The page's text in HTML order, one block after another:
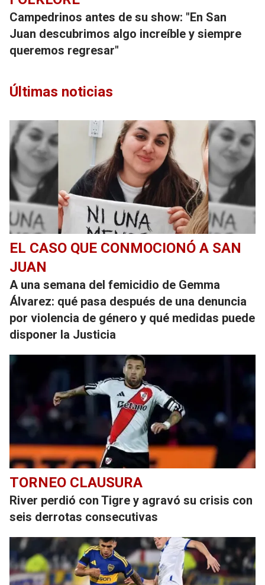
Campedrinos antes de su show: "En San
Juan descubrimos algo increíble y siempre
queremos regresar"
Últimas noticias
EL CASO QUE CONMOCIONÓ A SAN
JUAN
A una semana del femicidio de Gemma
Álvarez: qué pasa después de una denuncia
por violencia de género y qué medidas puede
disponer la Justicia
TORNEO CLAUSURA
River perdió con Tigre y agravó su crisis con
seis derrotas consecutivas